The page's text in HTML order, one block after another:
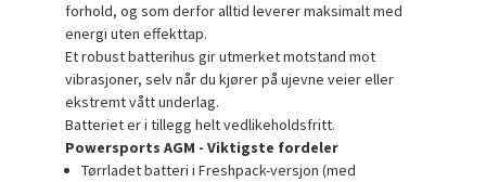
forhold, og som derfor alltid leverer maksimalt med
energi uten effekttap.
Et robust batterihus gir utmerket motstand mot
vibrasjoner, selv når du kjører på ujevne veier eller
ekstremt vått underlag.
Batteriet er i tillegg helt vedlikeholdsfritt.
Powersports AGM - Viktigste fordeler
Tørrladet batteri i Freshpack-versjon (med